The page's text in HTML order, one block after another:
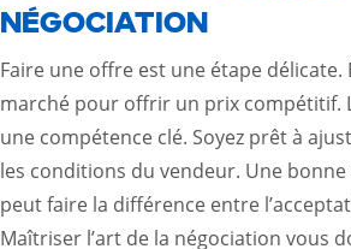
NÉGOCIATION
Faire une offre est une étape délicate.
marché pour offrir un prix compétitif.
une compétence clé. Soyez prêt à
les conditions du vendeur. Une
peut faire la différence entre
Maîtriser l’art de la négociation vous